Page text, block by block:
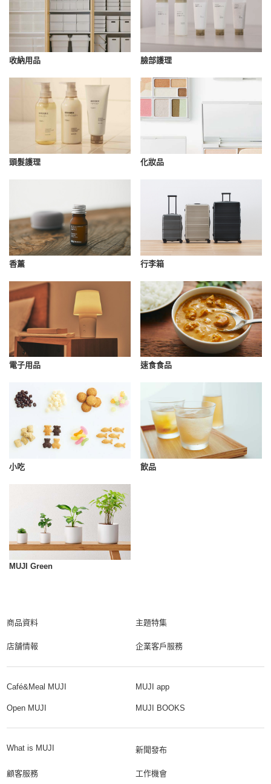
收納用品 臉部護理
頭髮護理 化妝品
香薰 行李箱
電子用品 速食食品
小吃 飲品
MUJI Green
商品資料 主題特集
店舗情報 企業客戶服務
Café&Meal MUJI MUJI app
Open MUJI MUJI BOOKS
What is MUJI 新聞發布
顧客服務 工作機會